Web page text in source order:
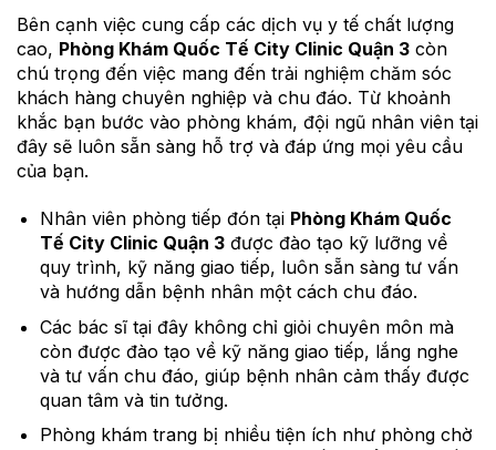
Bên cạnh việc cung cấp các dịch vụ y tế chất lượng
cao, Phòng Khám Quốc Tế City Clinic Quận 3 còn
chú trọng đến việc mang đến trải nghiệm chăm sóc
khách hàng chuyên nghiệp và chu đáo. Từ khoảnh
khắc bạn bước vào phòng khám, đội ngũ nhân viên tại
đây sẽ luôn sẵn sàng hỗ trợ và đáp ứng mọi yêu cầu
của bạn.
Nhân viên phòng tiếp đón tại Phòng Khám Quốc
Tế City Clinic Quận 3được đào tạo kỹ lưỡng về
quy trình, kỹ năng giao tiếp, luôn sẵn sàng tư vấn
và hướng dẫn bệnh nhân một cách chu đáo.
Các bác sĩ tại đây không chỉ giỏi chuyên môn mà
còn được đào tạo về kỹ năng giao tiếp, lắng nghe
và tư vấn chu đáo, giúp bệnh nhân cảm thấy được
quan tâm và tin tưởng.
Phòng khám trang bị nhiều tiện ích như phòng chờ